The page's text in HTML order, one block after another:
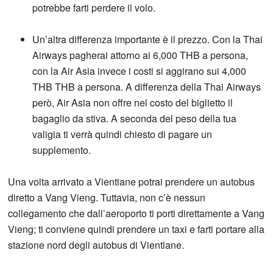
potrebbe farti perdere il volo.
Un’altra differenza importante è il prezzo. Con la Thai
Airways pagherai attorno ai 6,000 THB a persona,
con la Air Asia invece i costi si aggirano sui 4,000
THB THB a persona. A differenza della Thai Airways
però, Air Asia non offre nel costo del biglietto il
bagaglio da stiva. A seconda del peso della tua
valigia ti verrà quindi chiesto di pagare un
supplemento.
Una volta arrivato a Vientiane potrai prendere un autobus
diretto a Vang Vieng. Tuttavia, non c’è nessun
collegamento che dall’aeroporto ti porti direttamente a Vang
Vieng; ti conviene quindi prendere un taxi e farti portare alla
stazione nord degli autobus di Vientiane.